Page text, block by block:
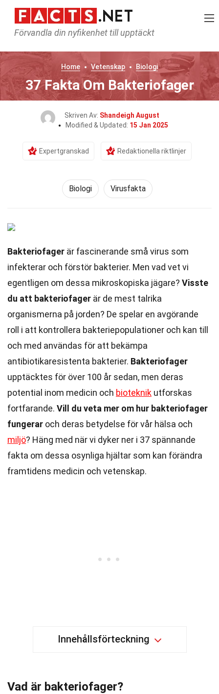
Förvandla din nyfikenhet till upptäckt
Home Vetenskap Biologi
37 Fakta Om Bakteriofager
Skriven Av: Shandeigh August
Modified & Updated: 15 Jan 2025
Expertgranskad Redaktionella riktlinjer
Biologi Virusfakta
Bakteriofager är fascinerande små virus som
infekterar och förstör bakterier. Men vad vet vi
egentligen om dessa mikroskopiska jägare? Visste
du att bakteriofager är de mest talrika
organismerna på jorden? De spelar en avgörande
roll i att kontrollera bakteriepopulationer och kan till
och med användas för att bekämpa
antibiotikaresistenta bakterier. Bakteriofager
upptäcktes för över 100 år sedan, men deras
potential inom medicin och bioteknik utforskas
fortfarande. Vill du veta mer om hur bakteriofager
fungerar och deras betydelse för vår hälsa och
miljö? Häng med när vi dyker ner i 37 spännande
fakta om dessa osynliga hjältar som kan förändra
framtidens medicin och vetenskap.
Innehållsförteckning
Vad är bakteriofager?